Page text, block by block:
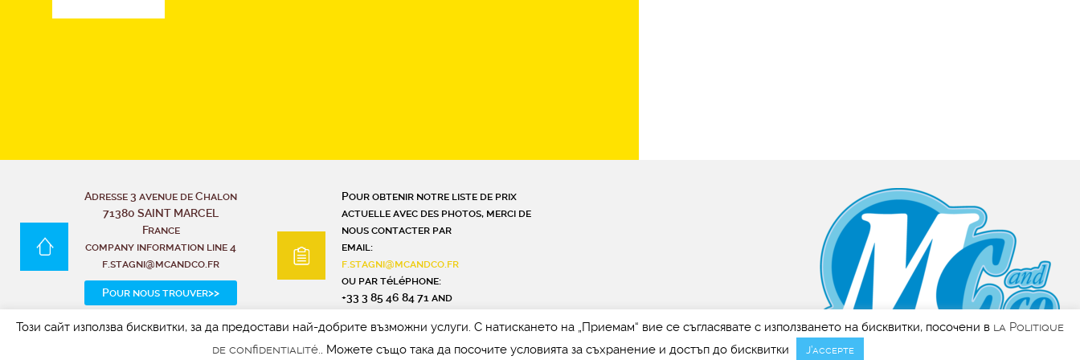
Adresse 3 avenue de Chalon
71380 SAINT MARCEL
France
company information line 4
f.stagni@mcandco.fr
Pour nous trouver>>
Pour obtenir notre liste de prix
actuelle avec des photos, merci de
nous contacter par
email:
f.stagni@mcandco.fr
ou par téléphone:
+33 3 85 46 84 71 and
Този сайт използва бисквитки, за да предостави най-добрите възможни услуги. С натискането на „Приемам“ вие се съгласявате с използването на бисквитки, посочени в la Politique
de confidentialité.. Можете също така да посочите условията за съхранение и достъп до бисквитки J’accepte